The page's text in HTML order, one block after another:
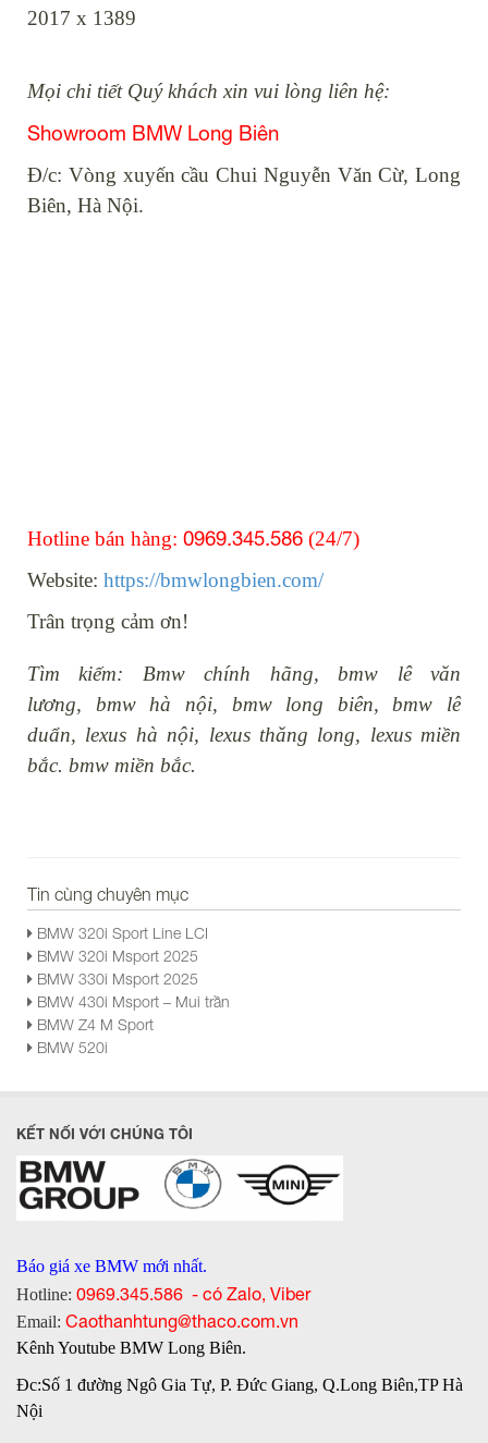
2017 x 1389
Mọi chi tiết Quý khách xin vui lòng liên hệ:
Showroom BMW Long Biên
Đ/c: Vòng xuyến cầu Chui Nguyễn Văn Cừ, Long
Biên, Hà Nội.
Hotline bán hàng: 0969.345.586 (24/7)
Website: https://bmwlongbien.com/
Trân trọng cảm ơn!
Tìm kiếm: Bmw chính hãng, bmw lê văn
lương, bmw hà nội, bmw long biên, bmw lê
duẩn, lexus hà nội, lexus thăng long, lexus miền
bắc. bmw miền bắc.
Tin cùng chuyên mục
BMW 320i Sport Line LCI
BMW 320i Msport 2025
BMW 330i Msport 2025
BMW 430i Msport – Mui trần
BMW Z4 M Sport
BMW 520i
KẾT NỐI VỚI CHÚNG TÔI
Báo giá xe BMW mới nhất.
Hotline: 0969.345.586 - có Zalo, Viber
Email: Caothanhtung@thaco.com.vn
Kênh Youtube BMW Long Biên.
Đc:Số 1 đường Ngô Gia Tự, P. Đức Giang, Q.Long Biên,TP Hà
Nội